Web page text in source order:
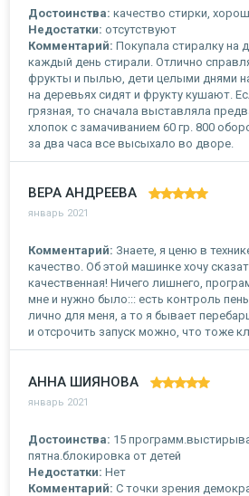
Достоинства: качество стирки,
Недостатки: отсутствуют
Комментарий: Покупала стиралку на
каждый день стирали. Отлично
фрукты и пылью, дети целыми днями
на деревьях сидят и фрукту кушают.
грязная, то сначала выставляла
хлопок с замачиванием 60 гр. 800
за два часа все высыхало во дворе.
ВЕРА АНДРЕЕВА
январь 2021
Комментарий: Знаете, я ценю в
качество. Об этой машинке хочу
качественная! Ничего лишнего,
мне и нужно было::: есть контроль
лично для меня, а то я бывает
и отсрочить запуск можно, что тоже
АННА ШИЯНОВА
январь 2021
Достоинства: 15
пятна.блокировка от детей
Недостатки: Нет
Комментарий: С точки зрения